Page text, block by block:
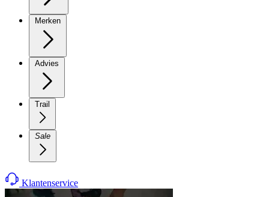
Merken
Advies
Trail
Sale
Klantenservice